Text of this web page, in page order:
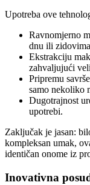
Upotreba ove
Ravnomjerno
dnu ili
Ekstrakciju
zahvaljujući
Pripremu
samo nekoliko
Dugotrajnost
upotrebi.
Zaključak je jasan:
kompleksan umak,
identičan onome iz
Inovativna